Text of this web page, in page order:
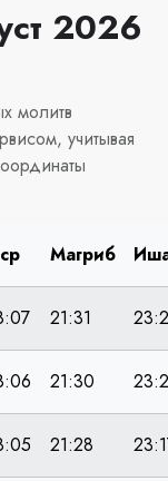
2026
молитв
учитывая
Магриб
21:31
21:30
21:28